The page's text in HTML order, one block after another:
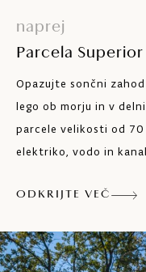
naprej
Parcela Superior
Opazujte sončni
lego ob morju in v
parcele velikosti od 70
elektriko, vodo in
ODKRIJTE VEČ